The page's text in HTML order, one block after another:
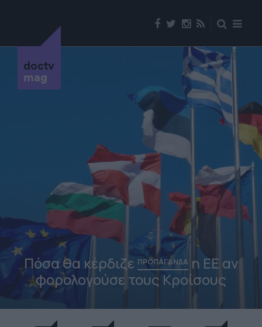
doctv
mag
Πόσα θα κέρδιζε ΠΡΟΠΑΓΑΝΔΑ η ΕΕ αν
φορολογούσε τους Κροίσους